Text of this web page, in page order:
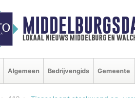
lokaal nieuws middelburg en
Algemeen Bedrijvengids Gemeente